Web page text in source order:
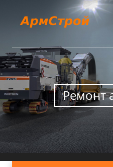
О компании
Услуги
Цены
Контакты
Ремонт